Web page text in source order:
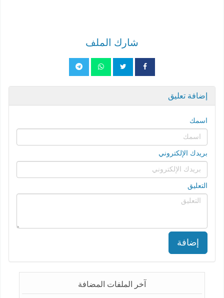
شارك الملف
إضافة تعليق
اسمك
بريدك الإلكتروني
التعليق
إضافة
آخر الملفات المضافة